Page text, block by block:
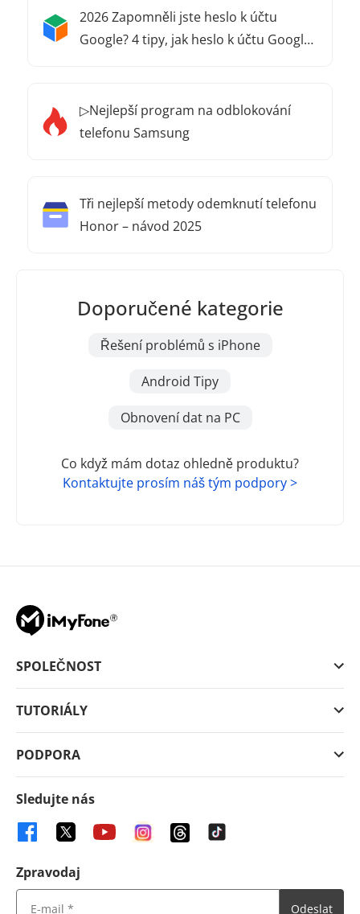
2026 Zapomněli jste heslo k účtu
Google? 4 tipy, jak heslo k účtu Google
▷Nejlepší program na odblokování
telefonu Samsung
Tři nejlepší metody odemknutí telefonu
Honor – návod 2025
Doporučené kategorie
Řešení problémů s iPhone
Android Tipy
Obnovení dat na PC
Co když mám dotaz ohledně produktu?
Kontaktujte prosím náš tým podpory >
SPOLEČNOST
TUTORIÁLY
PODPORA
Sledujte nás
Zpravodaj
Odeslat